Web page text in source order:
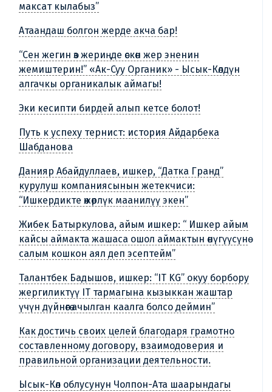
максат кылабыз”
Атаандаш болгон жерде акча бар!
“Сен жегин өз жериңде өскөн жер эненин
жемиштерин!” «Ак-Суу Органик» - Ысык-Көлдүн
алгачкы органикалык аймагы!
Эки кесипти бирдей алып кетсе болот!
Путь к успеху тернист: история Айдарбека
Шабданова
Данияр Абайдуллаев, ишкер, “Датка Гранд”
курулуш компаниясынын жетекчиси:
“Ишкердикте өжөрлүк маанилүү экен”
Жибек Батыркулова, айым ишкер: “ Ишкер айым
кайсы аймакта жашаса ошол аймактын өнүгүүсүнө
салым кошкон аял деп эсептейм”
Талантбек Бадышов, ишкер: “IT KG” окуу борбору
жергиликтүү IT тармагына кызыккан жаштар
үчүн дүйнөгө ачылган каалга болсо деймин”
Как достичь своих целей благодаря грамотно
составленному договору, взаимодоверия и
правильной организации деятельности.
Ысык-Көл облусунун Чолпон-Ата шаарындагы